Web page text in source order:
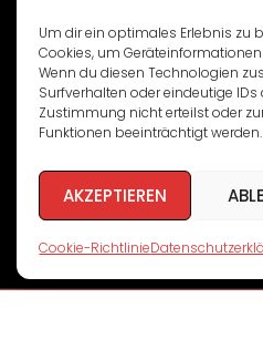
Um dir ein optimales Erlebnis zu
Cookies, um
Wenn du diesen Technologien
Surfverhalten oder eindeutige
Zustimmung nicht erteilst oder
Funktionen beeinträchtigt werden.
AKZEPTIEREN
Cookie-Richtlinie